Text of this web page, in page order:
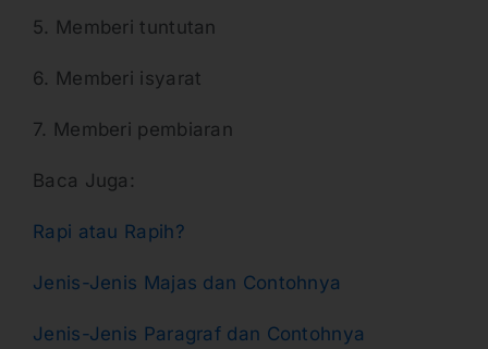
5. Memberi tuntutan
6. Memberi isyarat
7. Memberi pembiaran
Baca Juga:
Rapi atau Rapih?
Jenis-Jenis Majas dan Contohnya
Jenis-Jenis Paragraf dan Contohnya